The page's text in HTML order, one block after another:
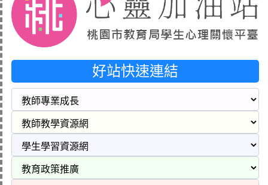
好站快速連結